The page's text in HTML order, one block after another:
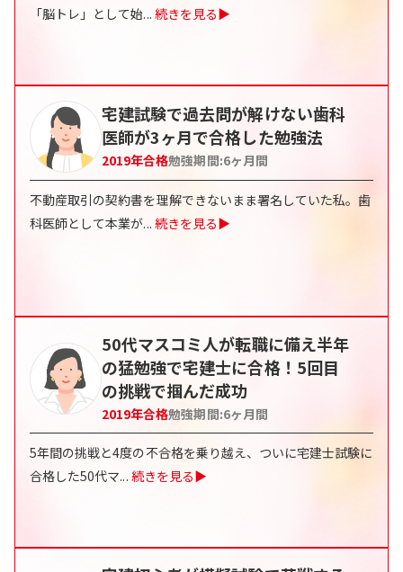
「脳トレ」として始... 続きを見る▶
宅建試験で過去問が解けない歯科
医師が3ヶ月で合格した勉強法
2019年合格勉強期間:6ヶ月間
不動産取引の契約書を理解できないまま署名していた私。歯
科医師として本業が... 続きを見る▶
50代マスコミ人が転職に備え半年
の猛勉強で宅建士に合格！5回目
の挑戦で掴んだ成功
2019年合格勉強期間:6ヶ月間
5年間の挑戦と4度の不合格を乗り越え、ついに宅建士試験に
合格した50代マ... 続きを見る▶